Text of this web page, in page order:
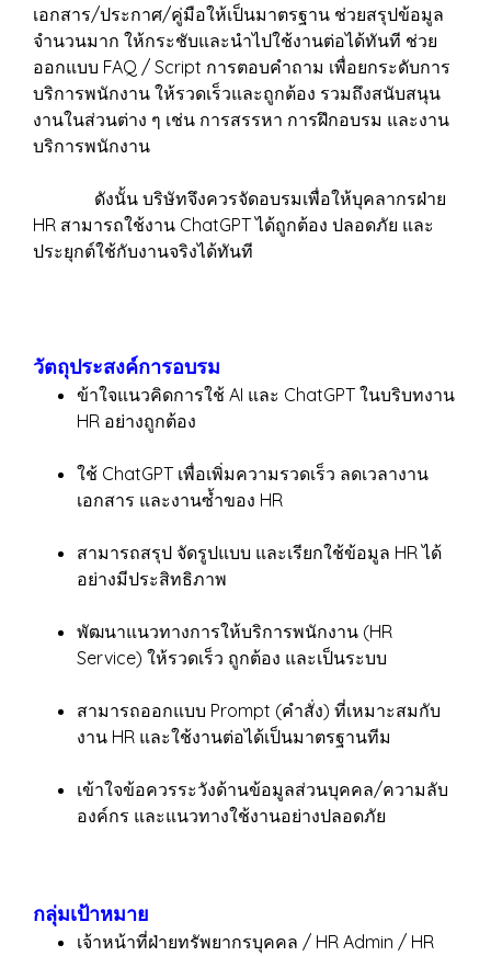
เอกสาร/ประกาศ/คู่มือให้เป็นมาตรฐาน ช่วยสรุปข้อมูล
จำนวนมาก ให้กระชับและนำไปใช้งานต่อได้ทันที ช่วย
ออกแบบ FAQ / Script การตอบคำถาม เพื่อยกระดับการ
บริการพนักงาน ให้รวดเร็วและถูกต้อง รวมถึงสนับสนุน
งานในส่วนต่าง ๆ เช่น การสรรหา การฝึกอบรม และงาน
บริการพนักงาน
ดังนั้น บริษัทจึงควรจัดอบรมเพื่อให้บุคลากรฝ่าย
HR สามารถใช้งาน ChatGPT ได้ถูกต้อง ปลอดภัย และ
ประยุกต์ใช้กับงานจริงได้ทันที
วัตถุประสงค์การอบรม
ข้าใจแนวคิดการใช้ AI และ ChatGPT ในบริบทงาน
HR อย่างถูกต้อง
ใช้ ChatGPT เพื่อเพิ่มความรวดเร็ว ลดเวลางาน
เอกสาร และงานซ้ำของ HR
สามารถสรุป จัดรูปแบบ และเรียกใช้ข้อมูล HR ได้
อย่างมีประสิทธิภาพ
พัฒนาแนวทางการให้บริการพนักงาน (HR
Service) ให้รวดเร็ว ถูกต้อง และเป็นระบบ
สามารถออกแบบ Prompt (คำสั่ง) ที่เหมาะสมกับ
งาน HR และใช้งานต่อได้เป็นมาตรฐานทีม
เข้าใจข้อควรระวังด้านข้อมูลส่วนบุคคล/ความลับ
องค์กร และแนวทางใช้งานอย่างปลอดภัย
กลุ่มเป้าหมาย
เจ้าหน้าที่ฝ่ายทรัพยากรบุคคล / HR Admin / HR